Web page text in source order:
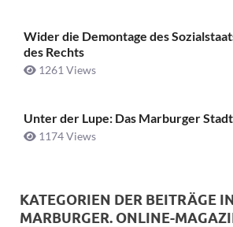
Wider die Demontage des
des Rechts
1261 Views
Unter der Lupe: Das Marburger
1174 Views
KATEGORIEN DER BEITRÄGE
MARBURGER. ONLINE-